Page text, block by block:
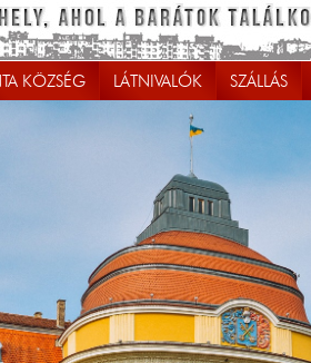
KÖZSÉG LÁTNIVALÓK SZÁLLÁS